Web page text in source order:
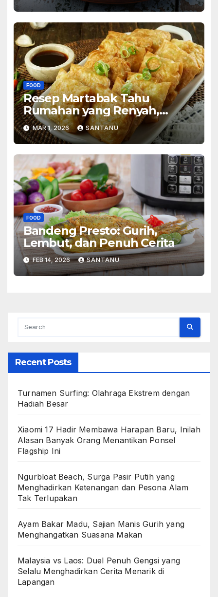
FOOD
Resep Martabak Tahu
Rumahan yang Renyah,
Gurih, dan Selalu Bikin Rindu
Suasana Hangat di Dapur
MAR 1, 2026 SANTANU
FOOD
Bandeng Presto: Gurih,
Lembut, dan Penuh Cerita
FEB 14, 2026 SANTANU
Recent Posts
Turnamen Surfing: Olahraga Ekstrem dengan
Hadiah Besar
Xiaomi 17 Hadir Membawa Harapan Baru, Inilah
Alasan Banyak Orang Menantikan Ponsel
Flagship Ini
Ngurbloat Beach, Surga Pasir Putih yang
Menghadirkan Ketenangan dan Pesona Alam
Tak Terlupakan
Ayam Bakar Madu, Sajian Manis Gurih yang
Menghangatkan Suasana Makan
Malaysia vs Laos: Duel Penuh Gengsi yang
Selalu Menghadirkan Cerita Menarik di
Lapangan